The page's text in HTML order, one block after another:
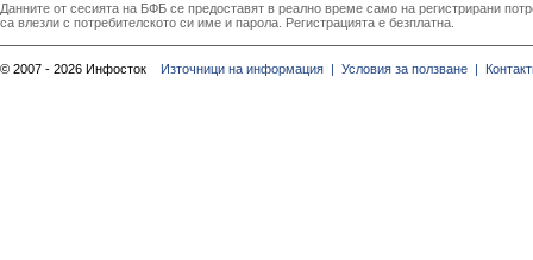
Данните от сесията на БФБ се предоставят в реално време само на регистрирани
са влезли с потребителското си име и парола. Регистрацията е безплатна.
© 2007 - 2026 Инфосток Източници на информация | Условия за ползване |